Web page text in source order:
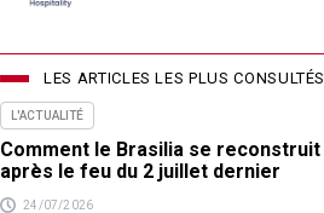
LES ARTICLES LES PLUS CONSULTÉS
L'ACTUALITÉ
Comment le Brasilia se reconstruit
après le feu du 2 juillet dernier
24/07/2026